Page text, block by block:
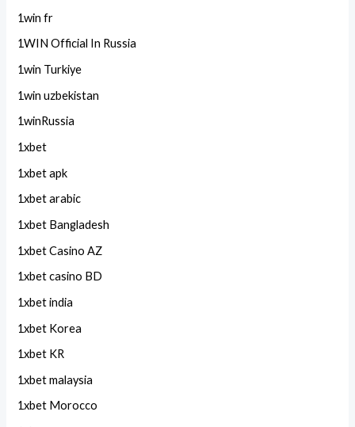
1win fr
1WIN Official In Russia
1win Turkiye
1win uzbekistan
1winRussia
1xbet
1xbet apk
1xbet arabic
1xbet Bangladesh
1xbet Casino AZ
1xbet casino BD
1xbet india
1xbet Korea
1xbet KR
1xbet malaysia
1xbet Morocco